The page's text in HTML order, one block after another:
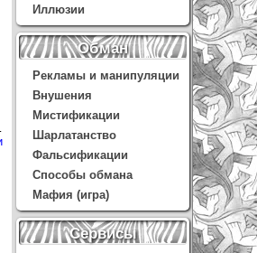
Иллюзии
Обман
Рекламы и манипуляции
Внушения
Мистификации
Шарлатанство
Фальсификации
Способы обмана
Мафия (игра)
Сервисы